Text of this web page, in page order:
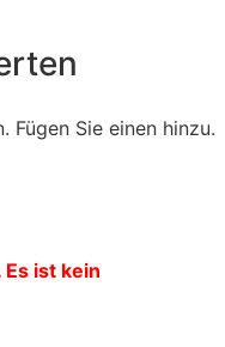
Fügen Sie einen hinzu.
ist kein